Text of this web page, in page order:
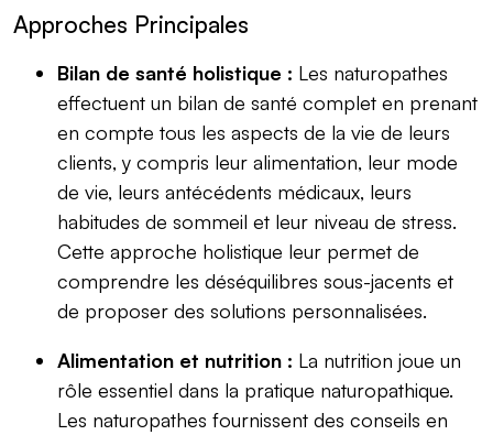
Approches Principales
Bilan de santé holistique : Les naturopathes
effectuent un bilan de santé complet en prenant
en compte tous les aspects de la vie de leurs
clients, y compris leur alimentation, leur mode
de vie, leurs antécédents médicaux, leurs
habitudes de sommeil et leur niveau de stress.
Cette approche holistique leur permet de
comprendre les déséquilibres sous-jacents et
de proposer des solutions personnalisées.
Alimentation et nutrition : La nutrition joue un
rôle essentiel dans la pratique naturopathique.
Les naturopathes fournissent des conseils en